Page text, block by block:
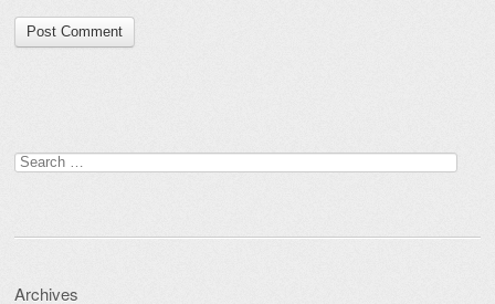
Search
for:
Archives